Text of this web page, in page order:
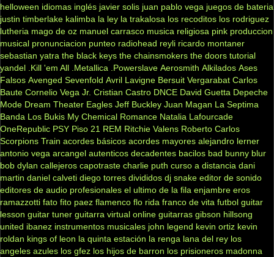
helloween idiomas inglés javier solis juan pablo vega juegos de bateria
justin timberlake kalimba la ley la trakalosa los recoditos los rodriguez
lutheria mago de oz manuel carrasco musica religiosa pink produccion
musical pronunciacion punteo radiohead reyli ricardo montaner
sebastian yatra the black keys the chainsmokers the doors tutorial
yandel .Kill 'em All .Metallica .Powerslave Aerosmith Alkilados Ases
Falsos Avenged Sevenfold Avril Lavigne Bersuit Vergarabat Carlos
Baute Cornelio Vega Jr. Cristian Castro DNCE David Guetta Depeche
Mode Dream Theater Eagles Jeff Buckley Juan Magan La Septima
Banda Los Bukis My Chemical Romance Natalia Lafourcade
OneRepublic PSY Piso 21 REM Ritchie Valens Roberto Carlos
Scorpions Train acordes básicos acordes mayores alejandro lerner
antonio vega arcangel autenticos decadentes bacilos bad bunny blur
bob dylan callejeros capotraste charlie puth curso a distancia dani
martin daniel calveti diego torres divididos dj snake editor de sonido
editores de audio profesionales el ultimo de la fila enjambre eros
ramazzotti fato fito paez flamenco flo rida franco de vita futbol guitar
lesson guitar tuner guitarra virtual online guitarras gibson hillsong
united ibanez instrumentos musicales john legend kevin ortiz kevin
roldan kings of leon la quinta estación la renga lana del rey los
angeles azules los gfez los hijos de barron los prisioneros madonna